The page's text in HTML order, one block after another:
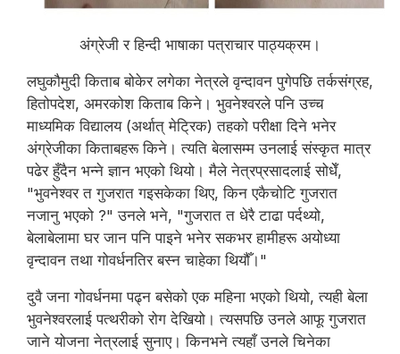
अंग्रेजी र हिन्दी भाषाका पत्राचार पाठ्यक्रम।
लघुकौमुदी किताब बोकेर लगेका नेत्रले वृन्दावन पुगेपछि तर्कसंग्रह,
हितोपदेश, अमरकोश किताब किने। भुवनेश्वरले पनि उच्च
माध्यमिक विद्यालय (अर्थात् मेट्रिक) तहको परीक्षा दिने भनेर
अंग्रेजीका किताबहरू किने। त्यति बेलासम्म उनलाई संस्कृत मात्र
पढेर हुँदैन भन्ने ज्ञान भएको थियो। मैले नेत्रप्रसादलाई सोधेँ,
"भुवनेश्वर त गुजरात गइसकेका थिए, किन एकैचोटि गुजरात
नजानु भएको ?" उनले भने, "गुजरात त धेरै टाढा पर्दथ्यो,
बेलाबेलामा घर जान पनि पाइने भनेर सकभर हामीहरू अयोध्या
वृन्दावन तथा गोवर्धनतिर बस्न चाहेका थियौँ।"
दुवै जना गोवर्धनमा पढ्न बसेको एक महिना भएको थियो, त्यही बेला
भुवनेश्वरलाई पत्थरीको रोग देखियो। त्यसपछि उनले आफू गुजरात
जाने योजना नेत्रलाई सुनाए। किनभने त्यहाँ उनले चिनेका